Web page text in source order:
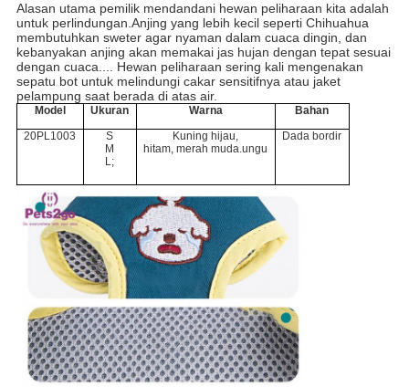
Alasan utama pemilik mendandani hewan peliharaan kita adalah
untuk perlindungan.Anjing yang lebih kecil seperti Chihuahua
membutuhkan sweter agar nyaman dalam cuaca dingin, dan
kebanyakan anjing akan memakai jas hujan dengan tepat sesuai
dengan cuaca.... Hewan peliharaan sering kali mengenakan
sepatu bot untuk melindungi cakar sensitifnya atau jaket
pelampung saat berada di atas air.
Model Ukuran Warna
Bahan
20PL1003
S
M
L;
Kuning hijau,
hitam, merah muda.ungu
Dada bordir